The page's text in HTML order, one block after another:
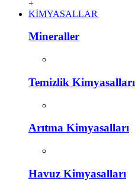
+
KİMYASALLAR
Mineraller
Temizlik Kimyasalları
Arıtma Kimyasalları
Havuz Kimyasalları